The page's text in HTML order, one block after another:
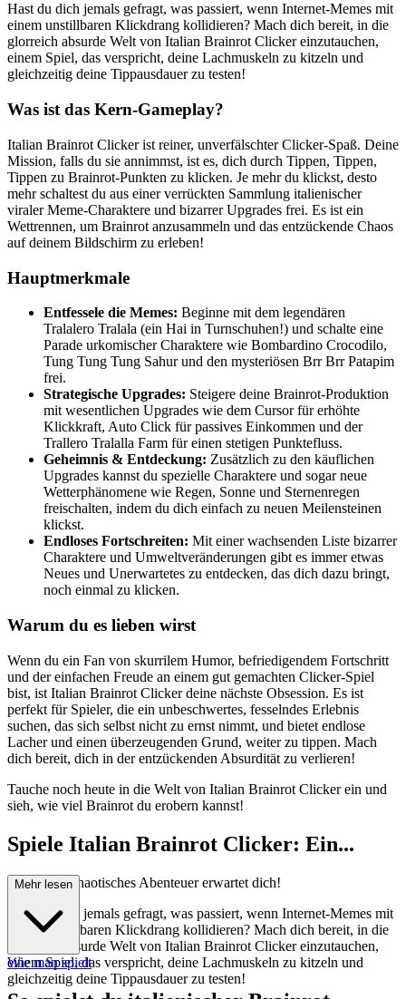
Hast du dich jemals gefragt, was passiert, wenn Internet-Memes mit
einem unstillbaren Klickdrang kollidieren? Mach dich bereit, in die
glorreich absurde Welt von Italian Brainrot Clicker einzutauchen,
einem Spiel, das verspricht, deine Lachmuskeln zu kitzeln und
gleichzeitig deine Tippausdauer zu testen!
Was ist das Kern-Gameplay?
Italian Brainrot Clicker ist reiner, unverfälschter Clicker-Spaß. Deine
Mission, falls du sie annimmst, ist es, dich durch Tippen, Tippen,
Tippen zu Brainrot-Punkten zu klicken. Je mehr du klickst, desto
mehr schaltest du aus einer verrückten Sammlung italienischer
viraler Meme-Charaktere und bizarrer Upgrades frei. Es ist ein
Wettrennen, um Brainrot anzusammeln und das entzückende Chaos
auf deinem Bildschirm zu erleben!
Hauptmerkmale
Entfessele die Memes: Beginne mit dem legendären
Tralalero Tralala (ein Hai in Turnschuhen!) und schalte eine
Parade urkomischer Charaktere wie Bombardino Crocodilo,
Tung Tung Tung Sahur und den mysteriösen Brr Brr Patapim
frei.
Strategische Upgrades: Steigere deine Brainrot-Produktion
mit wesentlichen Upgrades wie dem Cursor für erhöhte
Klickkraft, Auto Click für passives Einkommen und der
Trallero Tralalla Farm für einen stetigen Punktefluss.
Geheimnis & Entdeckung: Zusätzlich zu den käuflichen
Upgrades kannst du spezielle Charaktere und sogar neue
Wetterphänomene wie Regen, Sonne und Sternenregen
freischalten, indem du dich einfach zu neuen Meilensteinen
klickst.
Endloses Fortschreiten: Mit einer wachsenden Liste bizarrer
Charaktere und Umweltveränderungen gibt es immer etwas
Neues und Unerwartetes zu entdecken, das dich dazu bringt,
noch einmal zu klicken.
Warum du es lieben wirst
Wenn du ein Fan von skurrilem Humor, befriedigendem Fortschritt
und der einfachen Freude an einem gut gemachten Clicker-Spiel
bist, ist Italian Brainrot Clicker deine nächste Obsession. Es ist
perfekt für Spieler, die ein unbeschwertes, fesselndes Erlebnis
suchen, das sich selbst nicht zu ernst nimmt, und bietet endlose
Lacher und einen überzeugenden Grund, weiter zu tippen. Mach
dich bereit, dich in der entzückenden Absurdität zu verlieren!
Tauche noch heute in die Welt von Italian Brainrot Clicker ein und
sieh, wie viel Brainrot du erobern kannst!
Spiele Italian Brainrot Clicker: Ein...
urkomisch chaotisches Abenteuer erwartet dich!
Hast du dich jemals gefragt, was passiert, wenn Internet-Memes mit
einem unstillbaren Klickdrang kollidieren? Mach dich bereit, in die
glorreich absurde Welt von Italian Brainrot Clicker einzutauchen,
einem Spiel, das verspricht, deine Lachmuskeln zu kitzeln und
gleichzeitig deine Tippausdauer zu testen!
Mehr lesen
Wie man spielt